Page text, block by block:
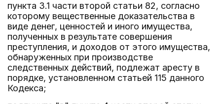
пункта 3.1 части второй статьи 82, согласно
которому вещественные доказательства в
виде денег, ценностей и иного имущества,
полученных в результате совершения
преступления, и доходов от этого имущества,
обнаруженных при производстве
следственных действий, подлежат аресту в
порядке, установленном статьей 115 данного
Кодекса;